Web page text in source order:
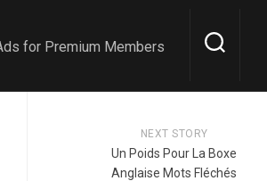
for Premium Members
NEXT STORY
Un Poids Pour La Boxe
Anglaise Mots Fléchés